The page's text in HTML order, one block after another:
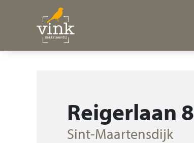
Reigerlaan 8
Sint-Maartensdijk